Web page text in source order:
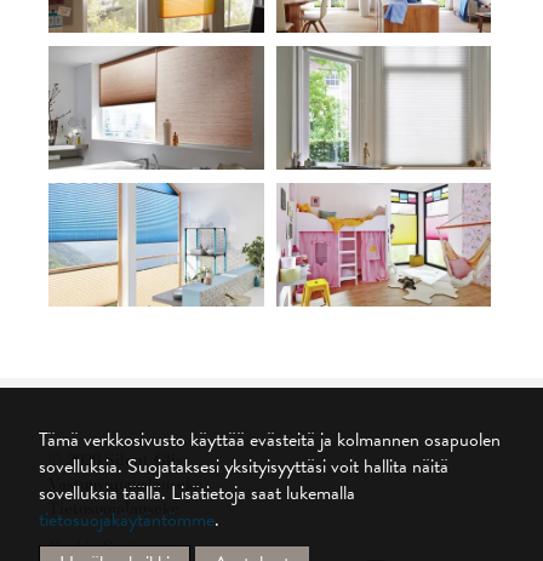
© 2026 Silent Gliss
Vastuuvapauslauseke
Tietosuojalauseke
Cookie Settings
Tämä verkkosivusto käyttää evästeitä ja kolmannen osapuolen
sovelluksia. Suojataksesi yksityisyyttäsi voit hallita näitä
sovelluksia täällä. Lisätietoja saat lukemalla
tietosuojakäytäntömme.